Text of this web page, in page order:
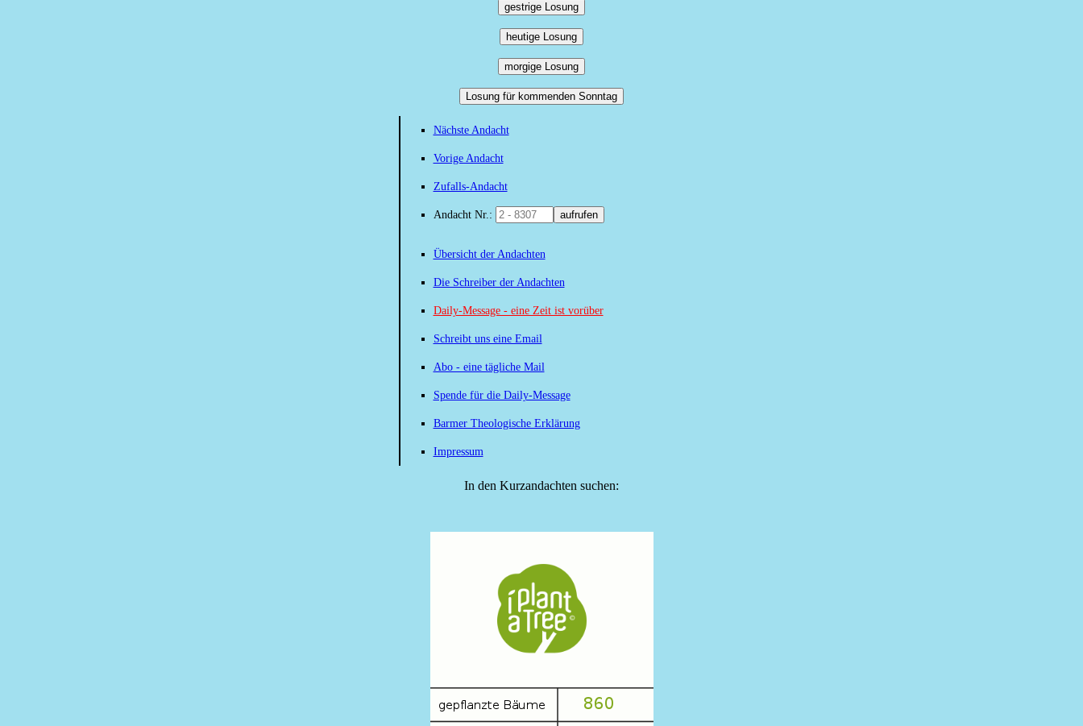
gestrige Losung
heutige Losung
morgige Losung
Losung für kommenden Sonntag
Nächste Andacht
Vorige Andacht
Zufalls-Andacht
Andacht Nr.: aufrufen
Übersicht der Andachten
Die Schreiber der Andachten
Daily-Message - eine Zeit ist vorüber
Schreibt uns eine Email
Abo - eine tägliche Mail
Spende für die Daily-Message
Barmer Theologische Erklärung
Impressum
In den Kurzandachten suchen: